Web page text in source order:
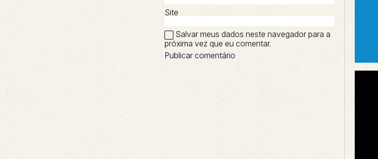
Site
Salvar meus dados neste navegador para a
próxima vez que eu comentar.